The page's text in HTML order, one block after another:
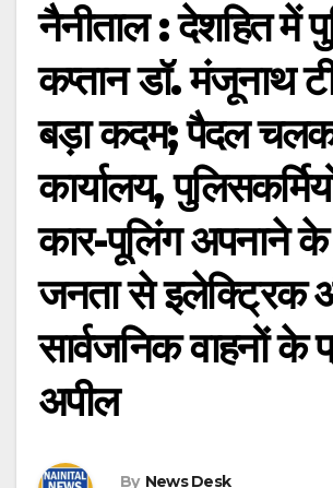
नैनीताल : देशहित में
कप्तान डॉ. मंजूनाथ
बड़ा कदम; पैदल
कार्यालय,
कार-पूलिंग अपनाने के
जनता से इलेक्ट्रिक
सार्वजनिक वाहनों के
अपील
By News Desk